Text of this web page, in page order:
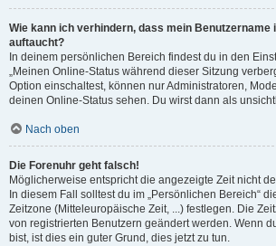
Wie kann ich verhindern, dass mein Benutzername
auftaucht?
In deinem persönlichen Bereich findest du in den
„Meinen Online-Status während dieser Sitzung
Option einschaltest, können nur Administratoren,
deinen Online-Status sehen. Du wirst dann als
Nach oben
Die Forenuhr geht falsch!
Möglicherweise entspricht die angezeigte Zeit nicht
In diesem Fall solltest du im „Persönlichen Bereich“
Zeitzone (Mitteleuropäische Zeit, ...) festlegen. Die
von registrierten Benutzern geändert werden. Wenn
bist, ist dies ein guter Grund, dies jetzt zu tun.